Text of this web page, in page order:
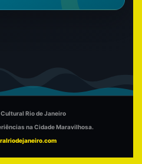
Rio de Janeiro
na Cidade Maravilhosa.